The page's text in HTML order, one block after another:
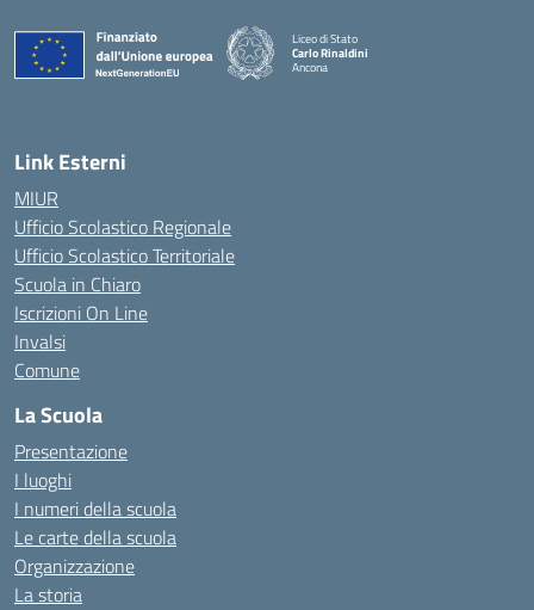
Liceo di Stato
Carlo Rinaldini
Ancona
Link Esterni
MIUR
Ufficio Scolastico Regionale
Ufficio Scolastico Territoriale
Scuola in Chiaro
Iscrizioni On Line
Invalsi
Comune
La Scuola
Presentazione
I luoghi
I numeri della scuola
Le carte della scuola
Organizzazione
La storia